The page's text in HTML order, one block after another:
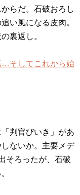
らだ。石破おろし
い風になる皮肉。
裏返し。
…そしてこれから始
判官びいき」があ
ないか。主要メデ
そろったが、石破